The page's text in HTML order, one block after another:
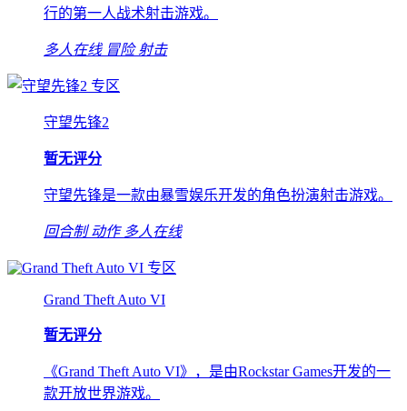
行的第一人战术射击游戏。
多人在线 冒险 射击
专区
守望先锋2
暂无评分
守望先锋是一款由暴雪娱乐开发的角色扮演射击游戏。
回合制 动作 多人在线
专区
Grand Theft Auto VI
暂无评分
《Grand Theft Auto VI》，是由Rockstar Games开发的一
款开放世界游戏。